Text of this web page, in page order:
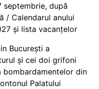
după
/ Calendarul anului
și lista vacanțelor
București a
și cei doi grifoni
bombardamentelor din
Palatului